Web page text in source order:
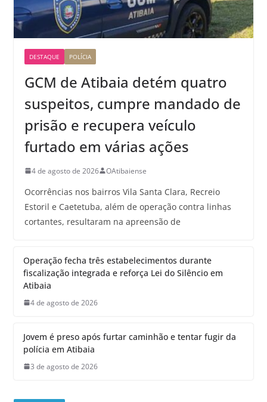
DESTAQUE POLÍCIA
GCM de Atibaia detém quatro
suspeitos, cumpre mandado de
prisão e recupera veículo
furtado em várias ações
4 de agosto de 2026 OAtibaiense
Ocorrências nos bairros Vila Santa Clara, Recreio
Estoril e Caetetuba, além de operação contra linhas
cortantes, resultaram na apreensão de
Operação fecha três estabelecimentos durante
fiscalização integrada e reforça Lei do Silêncio em
Atibaia
4 de agosto de 2026
Jovem é preso após furtar caminhão e tentar fugir da
polícia em Atibaia
3 de agosto de 2026